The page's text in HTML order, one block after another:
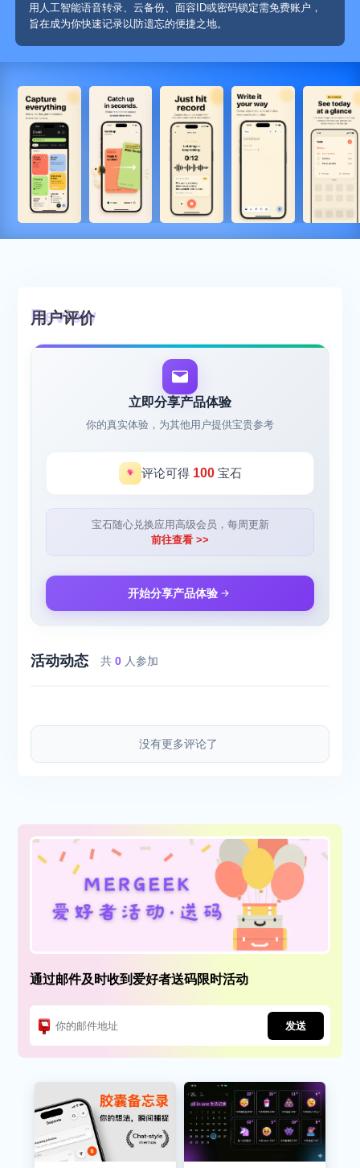
用人工智能语音转录、云备份、面容ID或密码锁定需免费账户，
旨在成为你快速记录以防遗忘的便捷之地。
用户评价
立即分享产品体验
你的真实体验，为其他用户提供宝贵参考
评论可得 100宝石
宝石随心兑换应用高级会员，每周更新
前往查看 >>
开始分享产品体验
活动动态 共0 人参加
没有更多评论了
通过邮件及时收到爱好者送码限时活动
发送